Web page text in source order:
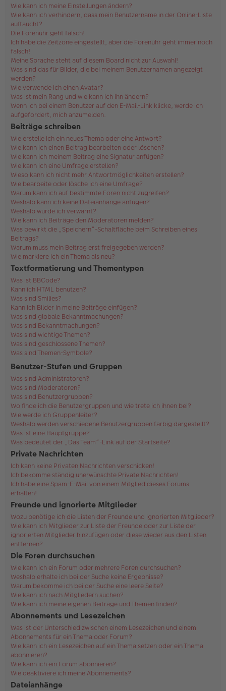
Wie kann ich meine Einstellungen ändern?
Wie kann ich verhindern, dass mein Benutzername in der Online-Liste
auftaucht?
Die Forenuhr geht falsch!
Ich habe die Zeitzone eingestellt, aber die Forenuhr geht immer noch
falsch!
Meine Sprache steht auf diesem Board nicht zur Auswahl!
Was sind das für Bilder, die bei meinem Benutzernamen angezeigt
werden?
Wie verwende ich einen Avatar?
Was ist mein Rang und wie kann ich ihn ändern?
Wenn ich bei einem Benutzer auf den E-Mail-Link klicke, werde ich
aufgefordert, mich anzumelden.
Beiträge schreiben
Wie erstelle ich ein neues Thema oder eine Antwort?
Wie kann ich einen Beitrag bearbeiten oder löschen?
Wie kann ich meinem Beitrag eine Signatur anfügen?
Wie kann ich eine Umfrage erstellen?
Wieso kann ich nicht mehr Antwortmöglichkeiten erstellen?
Wie bearbeite oder lösche ich eine Umfrage?
Warum kann ich auf bestimmte Foren nicht zugreifen?
Weshalb kann ich keine Dateianhänge anfügen?
Weshalb wurde ich verwarnt?
Wie kann ich Beiträge den Moderatoren melden?
Was bewirkt die „Speichern“-Schaltfläche beim Schreiben eines
Beitrags?
Warum muss mein Beitrag erst freigegeben werden?
Wie markiere ich ein Thema als neu?
Textformatierung und Thementypen
Was ist BBCode?
Kann ich HTML benutzen?
Was sind Smilies?
Kann ich Bilder in meine Beiträge einfügen?
Was sind globale Bekanntmachungen?
Was sind Bekanntmachungen?
Was sind wichtige Themen?
Was sind geschlossene Themen?
Was sind Themen-Symbole?
Benutzer-Stufen und Gruppen
Was sind Administratoren?
Was sind Moderatoren?
Was sind Benutzergruppen?
Wo finde ich die Benutzergruppen und wie trete ich ihnen bei?
Wie werde ich Gruppenleiter?
Weshalb werden verschiedene Benutzergruppen farbig dargestellt?
Was ist eine Hauptgruppe?
Was bedeutet der „Das Team“-Link auf der Startseite?
Private Nachrichten
Ich kann keine Privaten Nachrichten verschicken!
Ich bekomme ständig unerwünschte Private Nachrichten!
Ich habe eine Spam-E-Mail von einem Mitglied dieses Forums
erhalten!
Freunde und ignorierte Mitglieder
Wozu benötige ich die Listen der Freunde und ignorierten Mitglieder?
Wie kann ich Mitglieder zur Liste der Freunde oder zur Liste der
ignorierten Mitglieder hinzufügen oder diese wieder aus den Listen
entfernen?
Die Foren durchsuchen
Wie kann ich ein Forum oder mehrere Foren durchsuchen?
Weshalb erhalte ich bei der Suche keine Ergebnisse?
Warum bekomme ich bei der Suche eine leere Seite?
Wie kann ich nach Mitgliedern suchen?
Wie kann ich meine eigenen Beiträge und Themen finden?
Abonnements und Lesezeichen
Was ist der Unterschied zwischen einem Lesezeichen und einem
Abonnements für ein Thema oder Forum?
Wie kann ich ein Lesezeichen auf ein Thema setzen oder ein Thema
abonnieren?
Wie kann ich ein Forum abonnieren?
Wie deaktiviere ich meine Abonnements?
Dateianhänge